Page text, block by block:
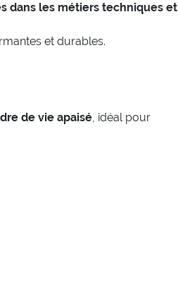
dans les métiers techniques et
et durables.
de vie apaisé, idéal pour